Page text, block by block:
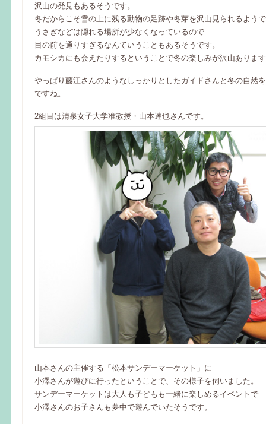
沢山の発見もあるそうです。
冬だからこそ雪の上に残る動物の足跡や冬芽を沢山見られるよう
うさぎなどは隠れる場所が少なくなっているので
目の前を通りすぎるなんていうこともあるそうです。
カモシカにも会えたりするということで冬の楽しみが沢山ありま
やっぱり藤江さんのようなしっかりとしたガイドさんと冬の自然
ですね。
2組目は清泉女子大学准教授・山本達也さんです。
山本さんの主催する「松本サンデーマーケット」に
小澤さんが遊びに行ったということで、その様子を伺いました。
サンデーマーケットは大人も子どもも一緒に楽しめるイベントで
小澤さんのお子さんも夢中で遊んでいたそうです。